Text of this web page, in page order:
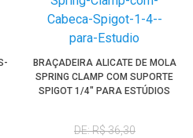
BRAÇADEIRA ALICATE DE MOLA
SPRING CLAMP COM SUPORTE
SPIGOT 1/4" PARA ESTÚDIOS
DE: R$ 36,30